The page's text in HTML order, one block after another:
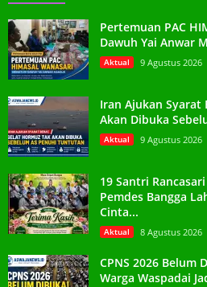
Pertemuan PAC
Dawuh Yai Anwar
Aktual 9 Agustus 2026
Iran Ajukan Syarat
Akan Dibuka
Aktual 9 Agustus 2026
19 Santri
Pemdes Bangga
Cinta...
Aktual 8 Agustus 2026
CPNS 2026 Belum
Warga Waspadai